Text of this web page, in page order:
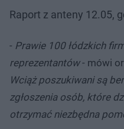
Raport z anteny 12.05,
- Prawie 100 łódzkich
reprezentantów- mówi
Wciąż poszukiwani są
zgłoszenia osób, które
otrzymać niezbędna